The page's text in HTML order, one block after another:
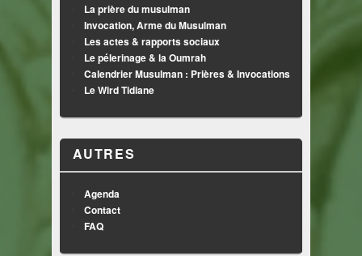
La prière du musulman
Invocation, Arme du Musulman
Les actes & rapports sociaux
Le pélerinage & la Oumrah
Calendrier Musulman : Prières & Invocations
Le Wird Tidiane
AUTRES
Agenda
Contact
FAQ